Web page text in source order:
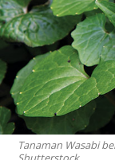
Tanaman Wasabi